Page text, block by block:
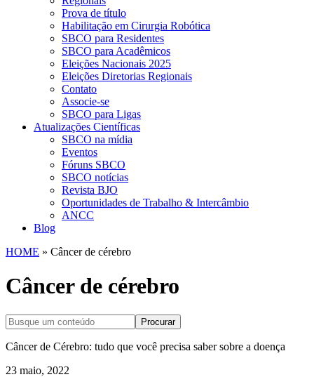
Prova de título
Habilitação em Cirurgia Robótica
SBCO para Residentes
SBCO para Acadêmicos
Eleições Nacionais 2025
Eleições Diretorias Regionais
Contato
Associe-se
SBCO para Ligas
Atualizações Científicas
SBCO na mídia
Eventos
Fóruns SBCO
SBCO notícias
Revista BJO
Oportunidades de Trabalho & Intercâmbio
ANCC
Blog
HOME » Câncer de cérebro
Câncer de cérebro
Procurar
Câncer de Cérebro: tudo que você precisa saber sobre a doença
23 maio, 2022